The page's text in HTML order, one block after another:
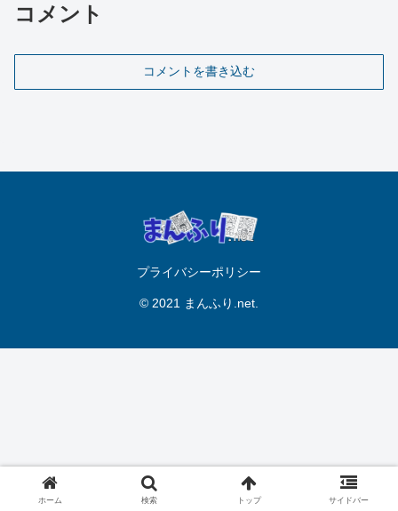
コメント
コメントを書き込む
プライバシーポリシー
© 2021 まんふり.net.
ホーム 検索 トップ サイドバー